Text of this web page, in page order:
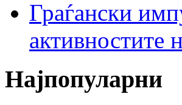
Граѓански
активностите
Најпопуларни